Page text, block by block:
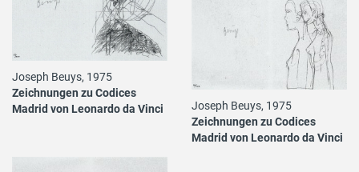
Joseph Beuys, 1975
Zeichnungen zu Codices
Madrid von Leonardo da Vinci
Joseph Beuys, 1975
Zeichnungen zu Codices
Madrid von Leonardo da Vinci